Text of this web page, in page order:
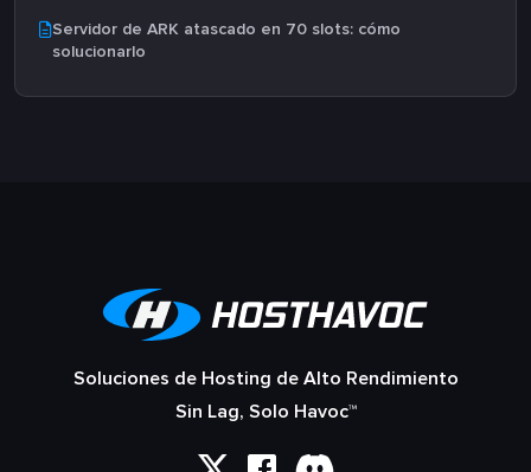
Servidor de ARK atascado en 70 slots: cómo
solucionarlo
Soluciones de Hosting de Alto Rendimiento
Sin Lag, Solo Havoc™